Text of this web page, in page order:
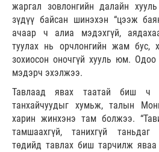
жаргал зовлонгийн далайн
зүдүү байсан шинэхэн “цээж
ачаар ч алиа мэдэхгүй,
туулах нь орчлонгийн жам бус,
зохиосон оночгүй хууль юм.
мэдэрч эхэлжээ.
Тавлаад явах таатай биш ч
танхайчуудыг хумьж, талын
харин жинхэнэ там болжээ.
тамшаахгүй, танихгүй таньдаг
төдийд тавлах биш тарчилж